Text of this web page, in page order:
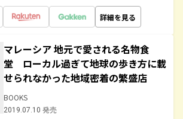
詳細を見る
マレーシア 地元で愛される名物食
堂 ローカル過ぎて地球の歩き方に載
せられなかった地域密着の繁盛店
BOOKS
2019.07.10 発売